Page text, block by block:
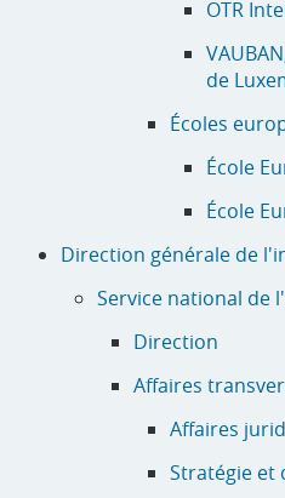
OTR
de
Écoles
École
École
Direction générale de
Service national de
Direction
Affaires
Affaires
Stratégie et